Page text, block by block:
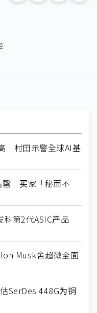
村田示警全球AI基
罄 买家「秘而不
第2代ASIC产品
Musk舍超微全面
SerDes 448G为铜